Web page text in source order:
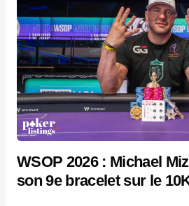
WSOP 2026 : Michael
son 9e bracelet sur le